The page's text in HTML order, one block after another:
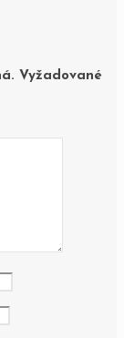
Vyžadované